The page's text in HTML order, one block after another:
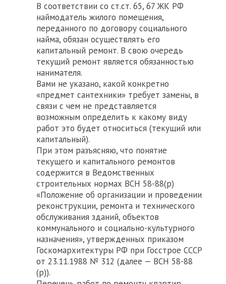
В соответствии со ст.ст. 65, 67 ЖК РФ
наймодатель жилого помещения,
переданного по договору социального
найма, обязан осуществлять его
капитальный ремонт. В свою очередь
текущий ремонт является обязанностью
нанимателя.
Вами не указано, какой конкретно
«предмет сантехники» требует замены, в
связи с чем не представляется
возможным определить к какому виду
работ это будет относиться (текущий или
капитальный).
При этом разъясняю, что понятие
текущего и капитального ремонтов
содержится в Ведомственных
строительных нормах ВСН 58-88(р)
«Положение об организации и проведении
реконструкции, ремонта и технического
обслуживания зданий, объектов
коммунального и социально-культурного
назначения», утвержденных приказом
Госкомархитектуры РФ при Госстрое СССР
от 23.11.1988 № 312 (далее — ВСН 58-88
(р)).